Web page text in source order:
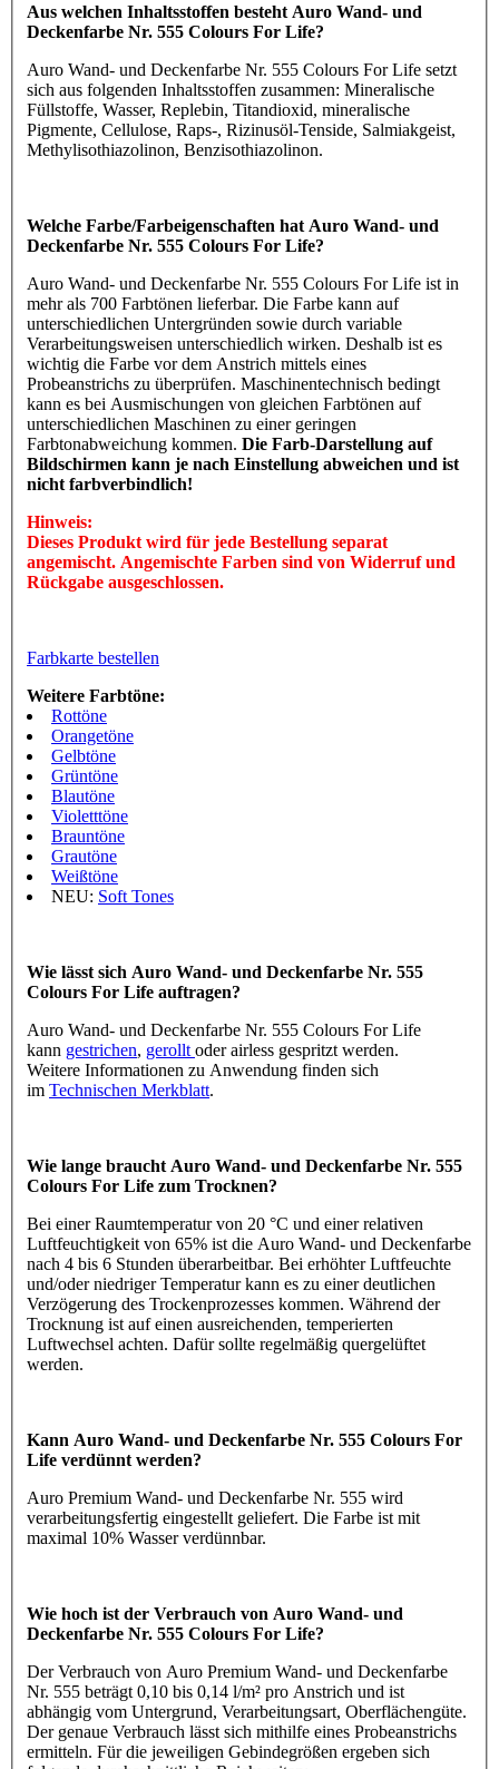
Aus welchen Inhaltsstoffen besteht Auro Wand- und
Deckenfarbe Nr. 555 Colours For Life?
Auro Wand- und Deckenfarbe Nr. 555 Colours For Life setzt
sich aus folgenden Inhaltsstoffen zusammen: Mineralische
Füllstoffe, Wasser, Replebin, Titandioxid, mineralische
Pigmente, Cellulose, Raps-, Rizinusöl-Tenside, Salmiakgeist,
Methylisothiazolinon, Benzisothiazolinon.
Welche Farbe/Farbeigenschaften hat Auro Wand- und
Deckenfarbe Nr. 555 Colours For Life?
Auro Wand- und Deckenfarbe Nr. 555 Colours For Life ist in
mehr als 700 Farbtönen lieferbar. Die Farbe kann auf
unterschiedlichen Untergründen sowie durch variable
Verarbeitungsweisen unterschiedlich wirken. Deshalb ist es
wichtig die Farbe vor dem Anstrich mittels eines
Probeanstrichs zu überprüfen. Maschinentechnisch bedingt
kann es bei Ausmischungen von gleichen Farbtönen auf
unterschiedlichen Maschinen zu einer geringen
Farbtonabweichung kommen. Die Farb-Darstellung auf
Bildschirmen kann je nach Einstellung abweichen und ist
nicht farbverbindlich!
Hinweis:
Dieses Produkt wird für jede Bestellung separat
angemischt. Angemischte Farben sind von Widerruf und
Rückgabe ausgeschlossen.
Farbkarte bestellen
Weitere Farbtöne:
Rottöne
Orangetöne
Gelbtöne
Grüntöne
Blautöne
Violetttöne
Brauntöne
Grautöne
Weißtöne
NEU: Soft Tones
Wie lässt sich Auro Wand- und Deckenfarbe Nr. 555
Colours For Life auftragen?
Auro Wand- und Deckenfarbe Nr. 555 Colours For Life
kann gestrichen, gerollt oder airless gespritzt werden.
Weitere Informationen zu Anwendung finden sich
im Technischen Merkblatt.
Wie lange braucht Auro Wand- und Deckenfarbe Nr. 555
Colours For Life zum Trocknen?
Bei einer Raumtemperatur von 20 °C und einer relativen
Luftfeuchtigkeit von 65% ist die Auro Wand- und Deckenfarbe
nach 4 bis 6 Stunden überarbeitbar. Bei erhöhter Luftfeuchte
und/oder niedriger Temperatur kann es zu einer deutlichen
Verzögerung des Trockenprozesses kommen. Während der
Trocknung ist auf einen ausreichenden, temperierten
Luftwechsel achten. Dafür sollte regelmäßig quergelüftet
werden.
Kann Auro Wand- und Deckenfarbe Nr. 555 Colours For
Life verdünnt werden?
Auro Premium Wand- und Deckenfarbe Nr. 555 wird
verarbeitungsfertig eingestellt geliefert. Die Farbe ist mit
maximal 10% Wasser verdünnbar.
Wie hoch ist der Verbrauch von Auro Wand- und
Deckenfarbe Nr. 555 Colours For Life?
Der Verbrauch von Auro Premium Wand- und Deckenfarbe
Nr. 555 beträgt 0,10 bis 0,14 l/m² pro Anstrich und ist
abhängig vom Untergrund, Verarbeitungsart, Oberflächengüte.
Der genaue Verbrauch lässt sich mithilfe eines Probeanstrichs
ermitteln. Für die jeweiligen Gebindegrößen ergeben sich